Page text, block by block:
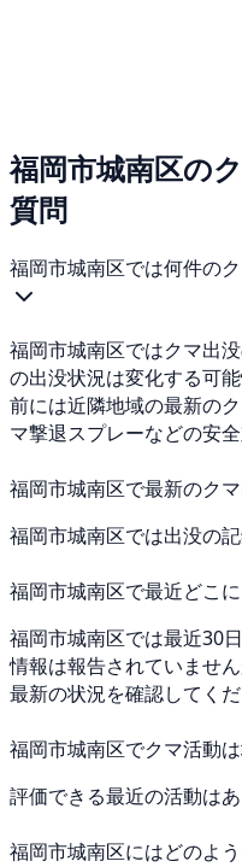
福岡市城南区の
質問
福岡市城南区では何件の
福岡市城南区ではクマ出
の出没状況は変化する可
前には近隣地域の最新の
マ撃退スプレーなどの安
福岡市城南区で最新のク
福岡市城南区では出没の記
福岡市城南区で最近どこ
福岡市城南区では最近30
情報は報告されていませ
最新の状況を確認してくだ
福岡市城南区でクマ活動
評価できる最近の活動はあ
福岡市城南区にはどのよ